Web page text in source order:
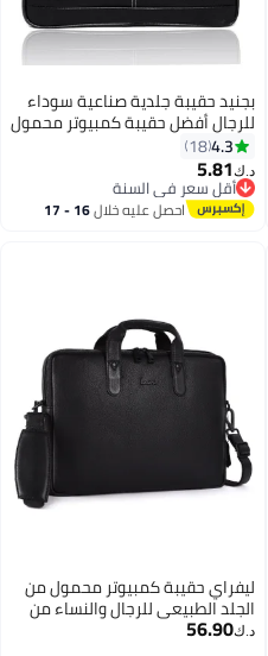
بجنيد حقيبة جلدية صناعية سوداء
للرجال أفضل حقيبة كمبيوتر محمول
للرجال (قد يختلف اللون/نمط
التغليف)
4.3
18
د.ك‏5.81
أقل سعر في السنة
أقل سعر في السنة
احصل عليه خلال 16 - 17
ليفراي حقيبة كمبيوتر محمول من
الجلد الطبيعي للرجال والنساء من
د.ك‏56.90